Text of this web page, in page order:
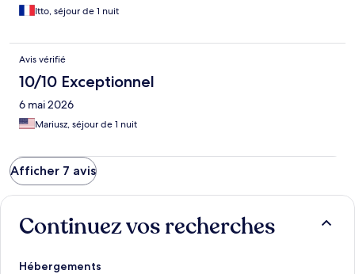
Itto, séjour de 1 nuit
Avis vérifié
10/10 Exceptionnel
6 mai 2026
Mariusz, séjour de 1 nuit
Afficher 7 avis
Continuez vos recherches
Hébergements